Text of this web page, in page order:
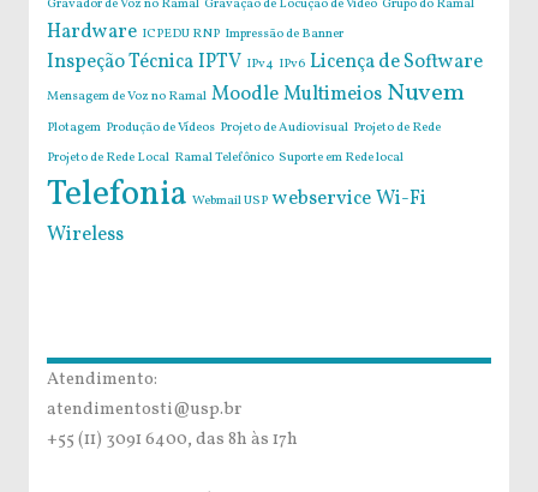
Gravador de Voz no Ramal Gravação de Locução de Vídeo Grupo do Ramal
Hardware ICPEDU RNP Impressão de Banner
Inspeção TécnicaIPTV IPv4 IPv6 Licença de Software
Mensagem de Voz no Ramal MoodleMultimeios Nuvem
Plotagem Produção de Vídeos Projeto de Audiovisual Projeto de Rede
Projeto de Rede Local Ramal Telefônico Suporte em Rede local
Telefonia Webmail USP webserviceWi-Fi
Wireless
Atendimento:
atendimentosti@usp.br
+55 (11) 3091 6400, das 8h às 17h